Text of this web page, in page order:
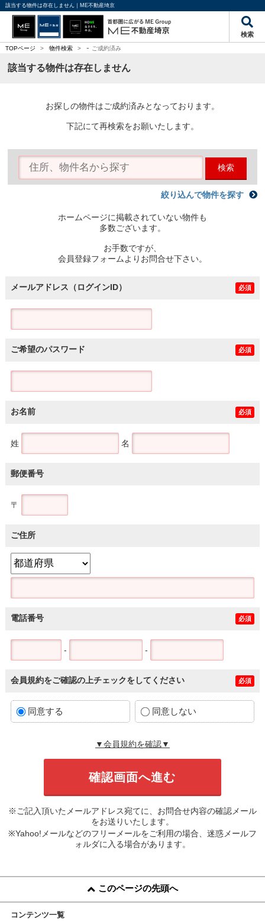
該当する物件は存在しません｜ME不動産埼京
検索
TOPページ > 物件検索 > - ご成約済み
該当する物件は存在しません
お探しの物件はご成約済みとなっております。
下記にて再検索をお願いたします。
検索
絞り込んで物件を探す
ホームページに掲載されていない物件も
多数ございます。
お手数ですが、
会員登録フォームよりお問合せ下さい。
メールアドレス（ログインID） 必須
ご希望のパスワード 必須
お名前 必須
姓 名
郵便番号
〒
ご住所
電話番号 必須
- -
会員規約をご確認の上チェックをしてください 必須
同意する 同意しない
▼会員規約を確認▼
※ご記入頂いたメールアドレス宛てに、お問合せ内容の確認メール
をお送りいたします。
※Yahoo!メールなどのフリーメールをご利用の場合、迷惑メールフ
ォルダに入る場合があります。
このページの先頭へ
コンテンツ一覧